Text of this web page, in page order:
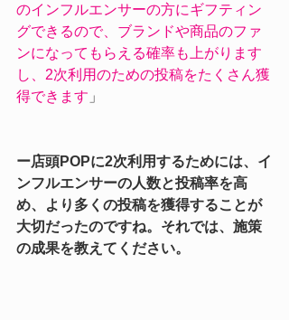
のインフルエンサーの方にギフティン
グできるので、ブランドや商品のファ
ンになってもらえる確率も上がります
し、2次利用のための投稿をたくさん獲
得できます 」
ー店頭POPに2次利用するためには、イ
ンフルエンサーの人数と投稿率を高
め、より多くの投稿を獲得することが
大切だったのですね。それでは、施策
の成果を教えてください。